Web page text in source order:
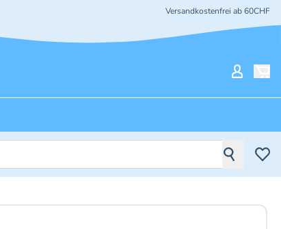
Versandkostenfrei ab 60CHF